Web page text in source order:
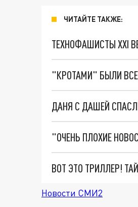
ЧИТАЙТЕ ТАКЖЕ:
ТЕХНОФАШИСТЫ XXI
"КРОТАМИ" БЫЛИ
ДАНЯ С ДАШЕЙ
ВОТ ЭТО ТРИЛЛЕР!
Новости СМИ2